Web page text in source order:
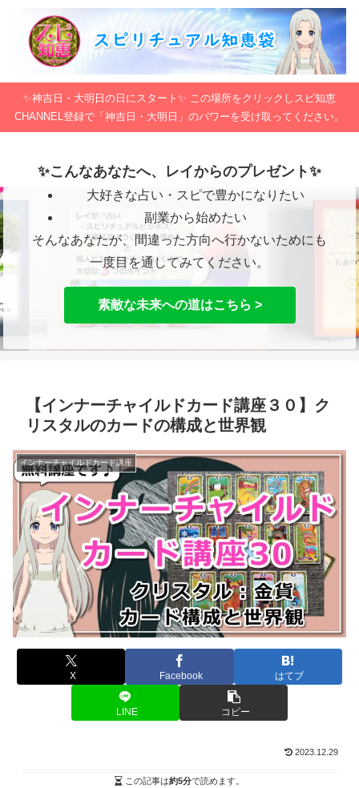
✨神吉日・大明日の日にスタート✨ この場所をクリックしスピ知恵
CHANNEL登録で「神吉日・大明日」のパワーを受け取ってください。
✨こんなあなたへ、レイからのプレゼント✨
大好きな占い・スピで豊かになりたい
副業から始めたい
そんなあなたが、間違った方向へ行かないためにも
一度目を通してみてください。
素敵な未来への道はこちら >
【インナーチャイルドカード講座３０】ク
リスタルのカードの構成と世界観
インナーチャイルドカード講座
X Facebook はてブ
LINE コピー
2023.12.29
この記事は約5分で読めます。